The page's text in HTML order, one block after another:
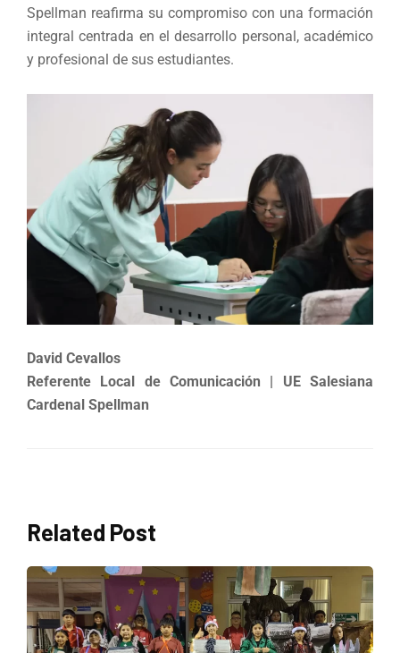
Spellman reafirma su compromiso con una formación
integral centrada en el desarrollo personal, académico
y profesional de sus estudiantes.
David Cevallos
Referente Local de Comunicación | UE Salesiana
Cardenal Spellman
Related Post